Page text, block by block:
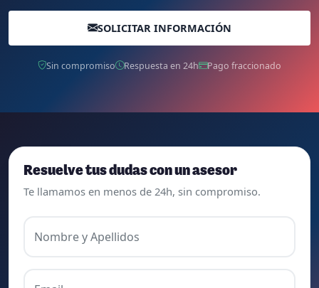
SOLICITAR INFORMACIÓN
Sin compromiso Respuesta en 24h Pago fraccionado
Resuelve tus dudas con un asesor
Te llamamos en menos de 24h, sin compromiso.
Nombre y Apellidos